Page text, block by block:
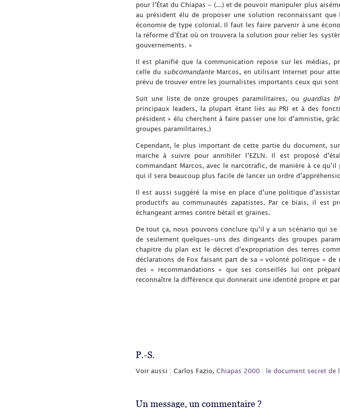
pour l’État du Chiapas - (...) et de pouvoir manipuler plus
au président élu de proposer une solution reconnaissant
économie de type colonial. Il faut les faire parvenir à une
la réforme d’État où on trouvera la solution pour relier les
gouvernements. »
Il est planifié que la communication repose sur les médias,
celle du subcomandanteMarcos, en utilisant Internet pour
prévu de trouver entre les journalistes importants ceux qui
Suit une liste de onze groupes paramilitaires, ou guardias
principaux leaders, la plupart étant liés au PRI et à des
président » élu cherchent à faire passer une loi d’amnistie,
groupes paramilitaires.)
Cependant, le plus important de cette partie du document,
marche à suivre pour annihiler l’EZLN. Il est proposé
commandant Marcos, avec le narcotrafic, de manière à ce
qui il sera beaucoup plus facile de lancer un ordre
Il est aussi suggéré la mise en place d’une politique
productifs au communautés zapatistes. Par ce biais, il est
échangeant armes contre bétail et graines.
De tout ça, nous pouvons conclure qu’il y a un scénario qui
de seulement quelques-uns des dirigeants des groupes
chapitre du plan est le décret d’expropriation des terres
déclarations de Fox faisant part de sa « volonté politique »
des « recommandations » que ses conseillés lui ont
reconnaître la différence qui donnerait une identité propre et
P.-S.
Voir aussi : Carlos Fazio, Chiapas 2000 : le document secret de
Un message, un commentaire ?